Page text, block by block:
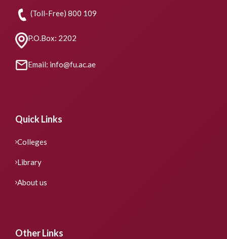
(Toll-Free) 800 109
P.O.Box: 2202
Email: info@fu.ac.ae
Quick Links
Colleges
Library
About us
Other Links